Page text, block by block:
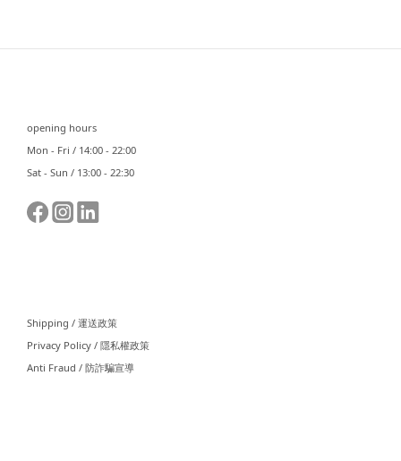
opening hours
Mon - Fri / 14:00 - 22:00
Sat - Sun / 13:00 - 22:30
Shipping / 運送政策
Privacy Policy / 隱私權政策
Anti Fraud / 防詐騙宣導